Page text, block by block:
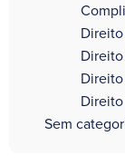
Sem